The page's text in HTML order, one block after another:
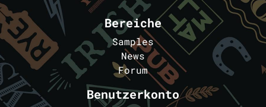
Bereiche
Samples
News
Forum
Benutzerkonto